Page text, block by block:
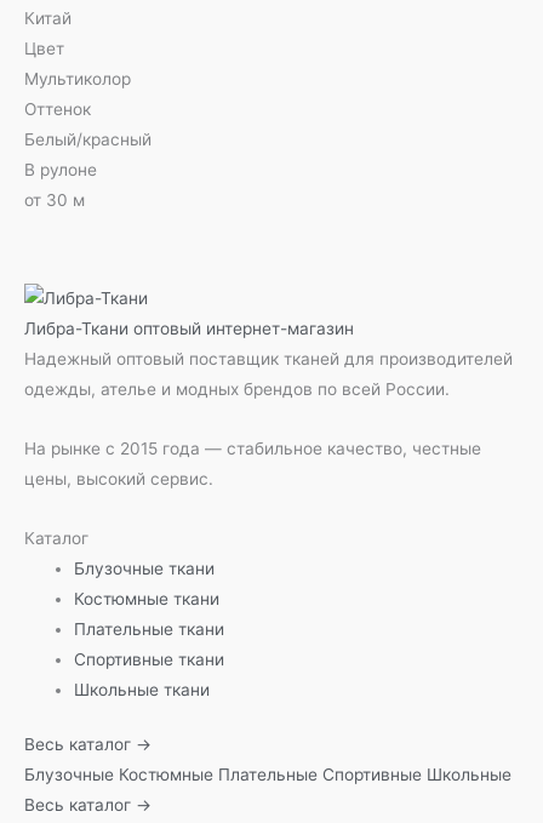
Китай
Цвет
Мультиколор
Оттенок
Белый/красный
В рулоне
от 30 м
Либра-Ткани оптовый интернет-магазин
Надежный оптовый поставщик тканей для производителей
одежды, ателье и модных брендов по всей России.
На рынке с 2015 года — стабильное качество, честные
цены, высокий сервис.
Каталог
Блузочные ткани
Костюмные ткани
Плательные ткани
Спортивные ткани
Школьные ткани
Весь каталог →
Блузочные Костюмные Плательные Спортивные Школьные
Весь каталог →